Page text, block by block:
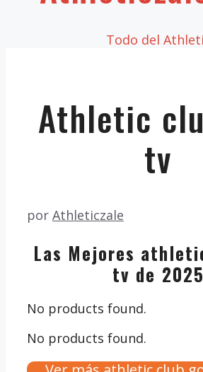
Todo del
Athletic
tv
por Athleticzale
Las Mejores
tv de 2025
No products found.
No products found.